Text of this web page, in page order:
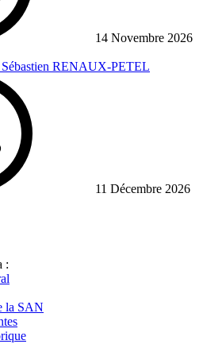
14 Novembre 2026
RENAUX-PETEL
11 Décembre 2026
:
la SAN